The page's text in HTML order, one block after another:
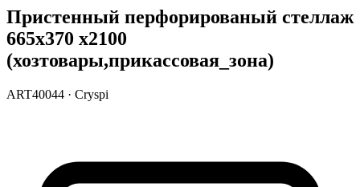
Пристенный перфорированый стеллаж
665х370 х2100
(хозтовары,прикассовая_зона)
ART40044 · Cryspi